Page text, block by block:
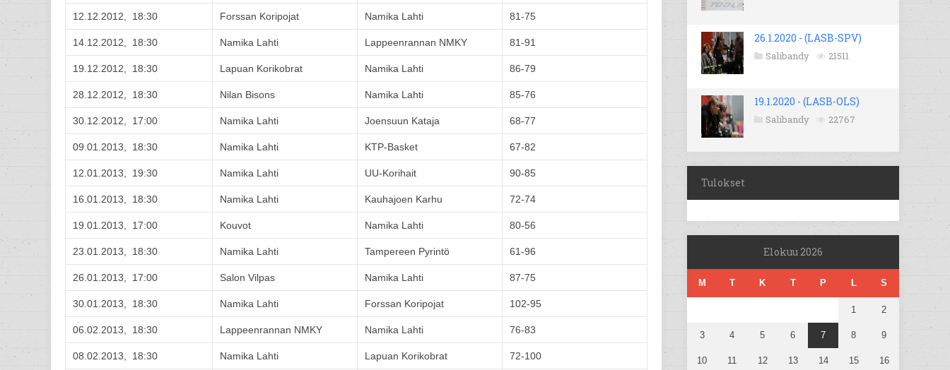
12.12.2012, 18:30 Forssan Koripojat Namika Lahti 81-75
14.12.2012, 18:30 Namika Lahti Lappeenrannan NMKY 81-91
19.12.2012, 18:30 Lapuan Korikobrat Namika Lahti 86-79
28.12.2012, 18:30 Nilan Bisons Namika Lahti 85-76
30.12.2012, 17:00 Namika Lahti Joensuun Kataja 68-77
09.01.2013, 18:30 Namika Lahti KTP-Basket 67-82
12.01.2013, 19:30 Namika Lahti UU-Korihait 90-85
16.01.2013, 18:30 Namika Lahti Kauhajoen Karhu 72-74
19.01.2013, 17:00 Kouvot Namika Lahti 80-56
23.01.2013, 18:30 Namika Lahti Tampereen Pyrintö 61-96
26.01.2013, 17:00 Salon Vilpas Namika Lahti 87-75
30.01.2013, 18:30 Namika Lahti Forssan Koripojat 102-95
06.02.2013, 18:30 Lappeenrannan NMKY Namika Lahti 76-83
08.02.2013, 18:30 Namika Lahti Lapuan Korikobrat 72-100
26.1.2020 - (LASB-SPV)
Salibandy 21511
19.1.2020 - (LASB-OLS)
Salibandy 22767
Tulokset
Elokuu 2026
M T K T P L S
1 2
3 4 5 6 7 8 9
10 11 12 13 14 15 16